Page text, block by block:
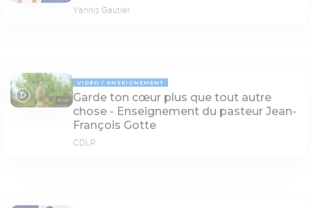
Yannis Gautier
10:00
VIDÉO ENSEIGNEMENT
Garde ton cœur plus que tout autre
chose - Enseignement du pasteur Jean-
François Gotte
CDLR